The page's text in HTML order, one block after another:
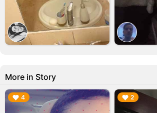
More in Story
4
▶︎ 2
▶︎